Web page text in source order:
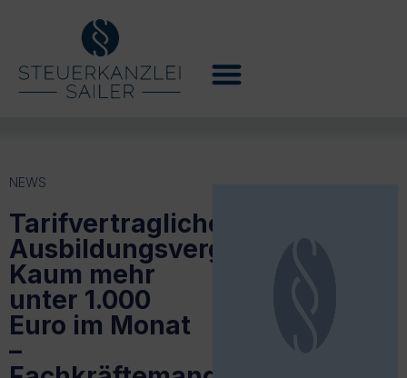
NEWS
Tarifvertragliche
Ausbildungsvergütungen:
Kaum mehr
unter 1.000
Euro im Monat
–